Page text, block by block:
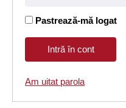
Pastrează-mă logat
Am uitat parola